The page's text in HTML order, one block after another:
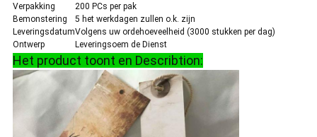
Verpakking
200 PCs per pak
Bemonstering
5 het werkdagen zullen o.k. zijn
LeveringsdatumVolgens uw ordehoeveelheid (3000 stukken per dag)
Ontwerp
Leveringsoem de Dienst
Het product toont en Describtion: